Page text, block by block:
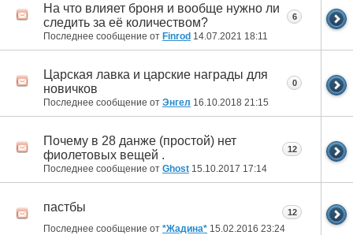
На что влияет броня и вообще нужно ли
следить за её количеством?
Последнее сообщение от Finrod 14.07.2021 18:11
6
Царская лавка и царские награды для
новичков
Последнее сообщение от Энгел 16.10.2018 21:15
0
Почему в 28 данже (простой) нет
фиолетовых вещей .
Последнее сообщение от Ghost 15.10.2017 17:14
12
пастбы
Последнее сообщение от *Жадина* 15.02.2016 23:24
12